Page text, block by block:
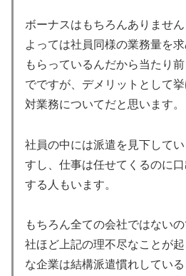
ボーナスはもちろんありませ
よっては社員同様の業務量を
もらっているんだから当たり
でですが、デメリットとして
対業務についてだと思います。
社員の中には派遣を見下して
すし、仕事は任せてくるのに
する人もいます。
もちろん全ての会社ではない
社ほど上記の理不尽なことが
な企業は結構派遣慣れしてい